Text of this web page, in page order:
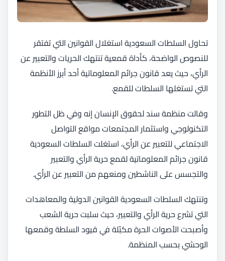
تحاول السلطات السعودية استغلال القوانين التي تفتقر
للنصوص الواضحة، كأداة قمعية تنتهك الحريات والتعبير عن
الرأي، حيث يعد قانون جرائم المعلوماتية أحد أبرز الأنظمة
التي تستغلها السلطات للقمع.
وقالت منظمة سند لحقوق الإنسان إنه وفي ظل التطور
التكنولوجي واستثمار المجتمعات مواقع التواصل
الاجتماعي للتعبير عن الرأي، استغلت السلطات السعودية
قانون جرائم المعلوماتية لقمع حرية الرأي والتعبير
والتجسس على الناشطين ومنعهم من التعبير عن الرأي.
وتنتهك السلطات السعودية القوانين الدولية والمعاهدات
التي تشرع حرية الرأي والتعبير، حيث سلبت حرية الشعب
وأصبحت الأصوات الحرة مكبّلة في قيود السلطة وقمعها
الوحشي بحسب المنظمة.